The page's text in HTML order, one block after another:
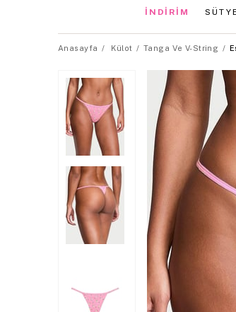
İNDİRİM
Anasayfa Külot Tanga Ve V-String